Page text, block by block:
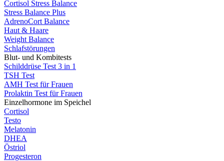
Cortisol Stress Balance
Stress Balance Plus
AdrenoCort Balance
Haut & Haare
Weight Balance
Schlafstörungen
Blut- und Kombitests
Schilddrüse Test 3 in 1
TSH Test
AMH Test für Frauen
Prolaktin Test für Frauen
Einzelhormone im Speichel
Cortisol
Testo
Melatonin
DHEA
Östriol
Progesteron